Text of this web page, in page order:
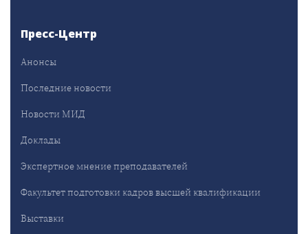
Пресс-Центр
Анонсы
Последние новости
Новости МИД
Доклады
Экспертное мнение преподавателей
Факультет подготовки кадров высшей квалификации
Выставки